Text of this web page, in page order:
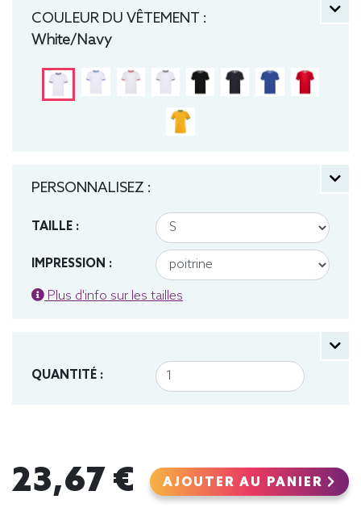
COULEUR DU VÊTEMENT :
White/Navy
PERSONNALISEZ :
TAILLE :
IMPRESSION :
Plus d'info sur les tailles
QUANTITÉ :
23,67 € AJOUTER AU PANIER